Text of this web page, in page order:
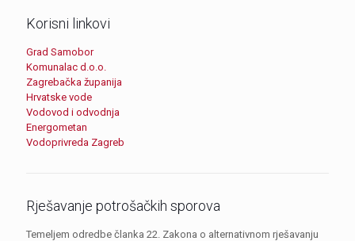
Korisni linkovi
Grad Samobor
Komunalac d.o.o.
Zagrebačka županija
Hrvatske vode
Vodovod i odvodnja
Energometan
Vodoprivreda Zagreb
Rješavanje potrošačkih sporova
Temeljem odredbe članka 22. Zakona o alternativnom rješavanju